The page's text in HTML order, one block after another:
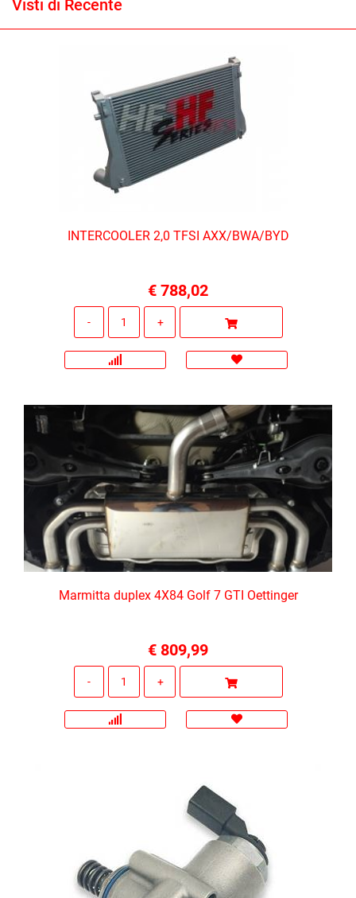
Visti di Recente
INTERCOOLER 2,0 TFSI AXX/BWA/BYD
€ 788,02
Marmitta duplex 4X84 Golf 7 GTI Oettinger
€ 809,99